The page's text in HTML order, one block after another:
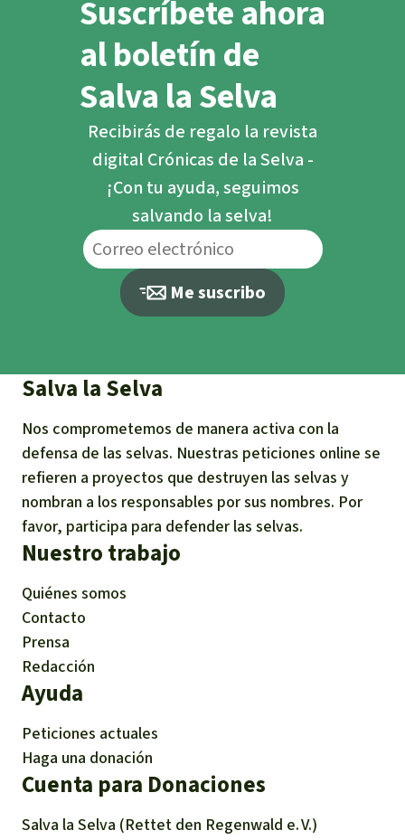
Suscríbete ahora
al boletín de
Salva la Selva
Recibirás de regalo la revista
digital Crónicas de la Selva -
¡Con tu ayuda, seguimos
salvando la selva!
Me suscribo
Salva la Selva
Nos comprometemos de manera activa con la
defensa de las selvas. Nuestras peticiones online se
refieren a proyectos que destruyen las selvas y
nombran a los responsables por sus nombres. Por
favor, participa para defender las selvas.
Nuestro trabajo
Quiénes somos
Contacto
Prensa
Redacción
Ayuda
Peticiones actuales
Haga una donación
Cuenta para Donaciones
Salva la Selva (Rettet den Regenwald e. V.)